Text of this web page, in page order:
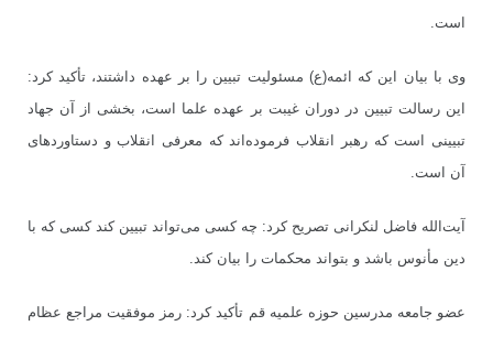
است.
وی با بیان این که ائمه(ع) مسئولیت تبیین را بر عهده داشتند، تأکید کرد:
این رسالت تبیین در دوران غیبت بر عهده علما است، بخشی از آن جهاد
تبیینی است که رهبر انقلاب فرموده‌اند که معرفی انقلاب و دستاوردهای
آن است.
آیت‌الله فاضل لنکرانی تصریح کرد: چه کسی می‌تواند تبیین کند کسی که با
دین مأنوس باشد و بتواند محکمات را بیان کند.
عضو جامعه مدرسین حوزه علمیه قم تأکید کرد: رمز موفقیت مراجع عظام